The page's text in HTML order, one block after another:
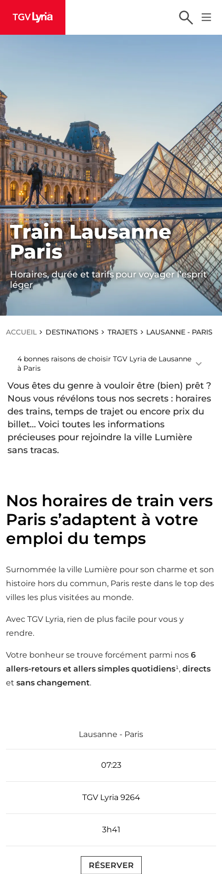
TGV Lyria
ACCUEIL
D
ES
TI
N
AT
IO
T
A
A
U
S
A
N
N
E
-
P
Train Lausanne
Paris
Horaires, durée et tarifs pour voyager l’esprit
léger
ACCUEIL DESTINATIONS TRAJETS LAUSANNE - PARIS
4 bonnes raisons de choisir TGV Lyria de Lausanne
à Paris
Vous êtes du genre à vouloir être (bien) prêt ?
Nous vous révélons tous nos secrets : horaires
des trains, temps de trajet ou encore prix du
billet… Voici toutes les informations
précieuses pour rejoindre la ville Lumière
sans tracas.
Nos horaires de train vers
Paris s’adaptent à votre
emploi du temps
Surnommée la ville Lumière pour son charme et son
histoire hors du commun, Paris reste dans le top des
villes les plus visitées au monde.
Avec TGV Lyria, rien de plus facile pour vous y
rendre.
Votre bonheur se trouve forcément parmi nos 6
allers-retours et allers simples quotidiens¹, directs
et sans changement.
N° DE
Lausanne - Paris
07:23
TGV Lyria 9264
3h41
RÉSERVER